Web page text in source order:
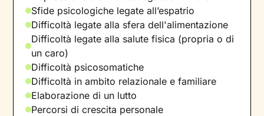
Sfide psicologiche legate all’espatrio
Difficoltà legate alla sfera dell'alimentazione
Difficoltà legate alla salute fisica (propria o di
un caro)
Difficoltà psicosomatiche
Difficoltà in ambito relazionale e familiare
Elaborazione di un lutto
Percorsi di crescita personale